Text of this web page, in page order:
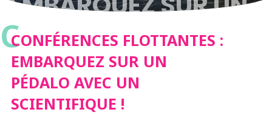
PÉDALO AVEC UN
SCIENTIFIQUE !
CCONFÉRENCES FLOTTANTES :
EMBARQUEZ SUR UN
PÉDALO AVEC UN
SCIENTIFIQUE !